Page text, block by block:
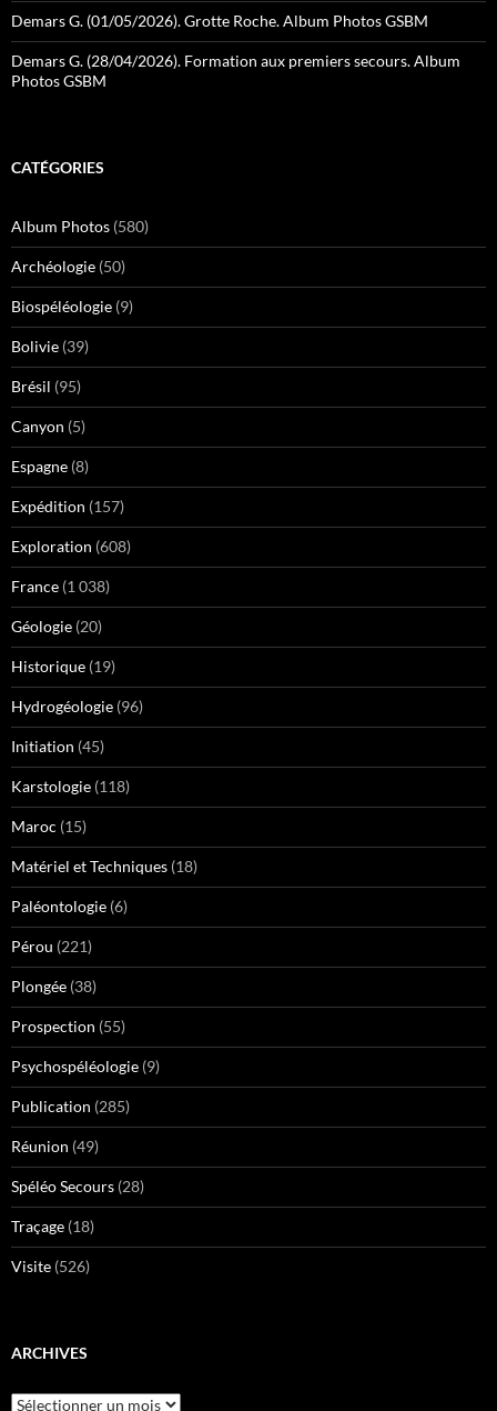
Demars G. (01/05/2026). Grotte Roche. Album Photos GSBM
Demars G. (28/04/2026). Formation aux premiers secours. Album
Photos GSBM
CATÉGORIES
Album Photos (580)
Archéologie (50)
Biospéléologie (9)
Bolivie (39)
Brésil (95)
Canyon (5)
Espagne (8)
Expédition (157)
Exploration (608)
France (1 038)
Géologie (20)
Historique (19)
Hydrogéologie (96)
Initiation (45)
Karstologie (118)
Maroc (15)
Matériel et Techniques (18)
Paléontologie (6)
Pérou (221)
Plongée (38)
Prospection (55)
Psychospéléologie (9)
Publication (285)
Réunion (49)
Spéléo Secours (28)
Traçage (18)
Visite (526)
ARCHIVES
Archives